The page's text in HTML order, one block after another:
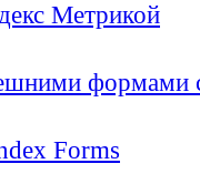
Метрикой
формами
Forms